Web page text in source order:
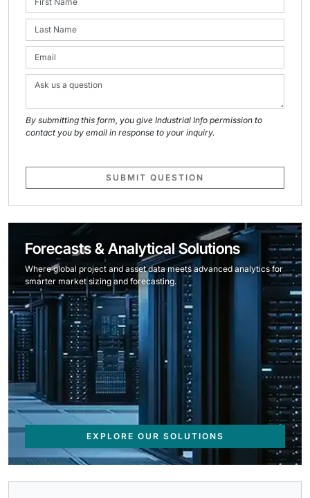
By submitting this form, you give Industrial Info permission to
contact you by email in response to your inquiry.
SUBMIT QUESTION
Forecasts & Analytical Solutions
Where global project and asset data meets advanced analytics for
smarter market sizing and forecasting.
EXPLORE OUR SOLUTIONS